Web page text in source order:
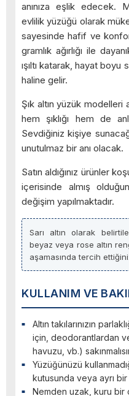
anınıza eşlik edecek.
evlilik yüzüğü olarak
sayesinde hafif ve
gramlık ağırlığı ile
ışıltı katarak, hayat
haline gelir.
Şık altın yüzük modelleri
hem şıklığı hem de
Sevdiğiniz kişiye
unutulmaz bir anı olacak.
Satın aldığınız ürünler
içerisinde almış
değişim yapılmaktadır.
Sarı altın olarak
beyaz veya rose altın
aşamasında tercih
KULLANIM VE
Altın takılarınızın
için, deodorantlardan
havuzu, vb.)
Yüzüğünüzü
kutusunda veya ayrı
Nemden uzak, kuru bir